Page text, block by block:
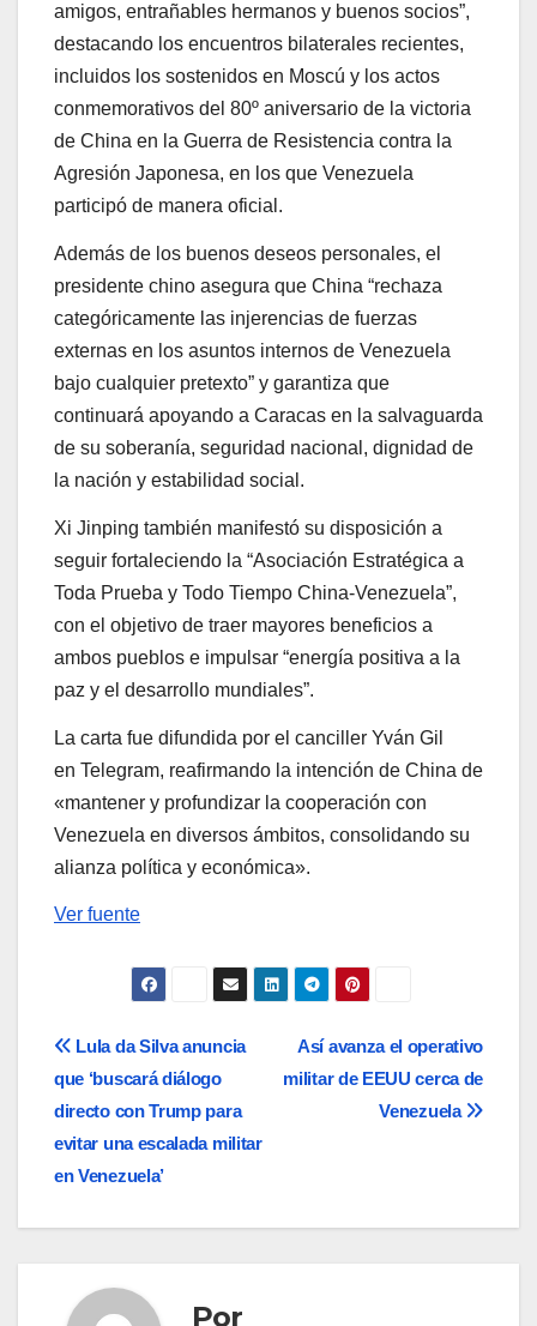
amigos, entrañables hermanos y buenos socios”,
destacando los encuentros bilaterales recientes,
incluidos los sostenidos en Moscú y los actos
conmemorativos del 80º aniversario de la victoria
de China en la Guerra de Resistencia contra la
Agresión Japonesa, en los que Venezuela
participó de manera oficial.
Además de los buenos deseos personales, el
presidente chino asegura que China “rechaza
categóricamente las injerencias de fuerzas
externas en los asuntos internos de Venezuela
bajo cualquier pretexto” y garantiza que
continuará apoyando a Caracas en la salvaguarda
de su soberanía, seguridad nacional, dignidad de
la nación y estabilidad social.
Xi Jinping también manifestó su disposición a
seguir fortaleciendo la “Asociación Estratégica a
Toda Prueba y Todo Tiempo China-Venezuela”,
con el objetivo de traer mayores beneficios a
ambos pueblos e impulsar “energía positiva a la
paz y el desarrollo mundiales”.
La carta fue difundida por el canciller Yván Gil
en Telegram, reafirmando la intención de China de
«mantener y profundizar la cooperación con
Venezuela en diversos ámbitos, consolidando su
alianza política y económica».
Ver fuente
Navegación
de
entradas
Así avanza el operativo
militar de EEUU cerca de
Venezuela
Lula da Silva anuncia
que ‘buscará diálogo
directo con Trump para
evitar una escalada militar
en Venezuela’
Por